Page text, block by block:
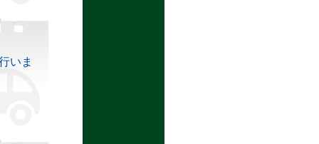
いま